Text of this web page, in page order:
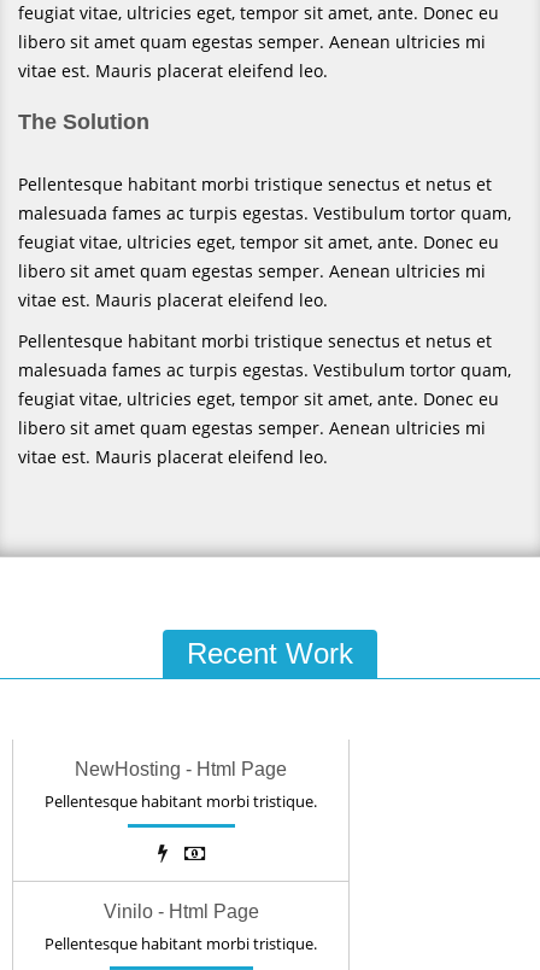
feugiat vitae, ultricies eget, tempor sit amet, ante. Donec eu
libero sit amet quam egestas semper. Aenean ultricies mi
vitae est. Mauris placerat eleifend leo.
The Solution
Pellentesque habitant morbi tristique senectus et netus et
malesuada fames ac turpis egestas. Vestibulum tortor quam,
feugiat vitae, ultricies eget, tempor sit amet, ante. Donec eu
libero sit amet quam egestas semper. Aenean ultricies mi
vitae est. Mauris placerat eleifend leo.
Pellentesque habitant morbi tristique senectus et netus et
malesuada fames ac turpis egestas. Vestibulum tortor quam,
feugiat vitae, ultricies eget, tempor sit amet, ante. Donec eu
libero sit amet quam egestas semper. Aenean ultricies mi
vitae est. Mauris placerat eleifend leo.
Recent Work
NewHosting - Html Page
Pellentesque habitant morbi tristique.
Vinilo - Html Page
Pellentesque habitant morbi tristique.